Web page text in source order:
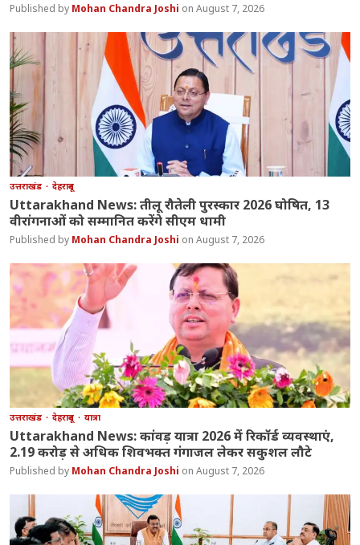
Mohan Chandra Joshi August 7, 2026
उत्तराखंड देहरादून
Uttarakhand News: तीलू रौतेली पुरस्कार 2026 घोषित, 13
वीरांगनाओं को सम्मानित करेंगे सीएम धामी
Mohan Chandra Joshi August 7, 2026
उत्तराखंड देहरादून यात्रा
Uttarakhand News: कांवड़ यात्रा 2026 में रिकॉर्ड व्यवस्थाएं,
2.19 करोड़ से अधिक शिवभक्त गंगाजल लेकर सकुशल लौटे
Mohan Chandra Joshi August 7, 2026